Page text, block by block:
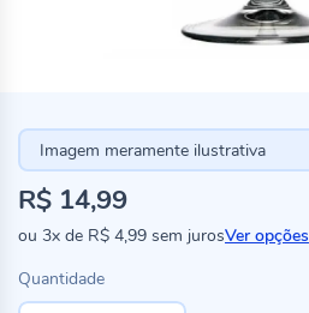
Imagem meramente ilustrativa
R$ 14,99
ou 3x de R$ 4,99 sem jurosVer opções
Quantidade